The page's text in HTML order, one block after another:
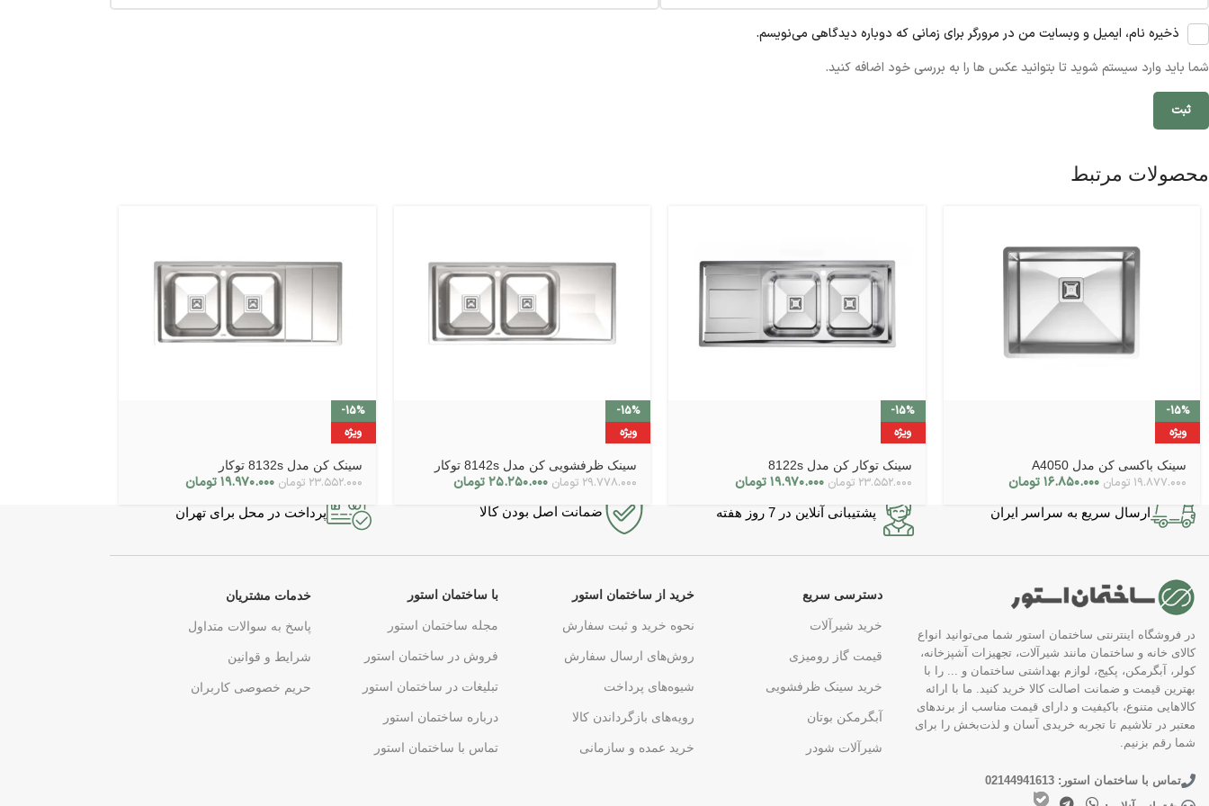
ذخیره نام، ایمیل و وبسایت من در مرورگر برای زمانی که دوباره دیدگاهی می‌نویسم.
شما باید وارد سیستم شوید تا بتوانید عکس ها را به بررسی خود اضافه کنید.
محصولات مرتبط
-15%
ویژه
سینک باکسی کن مدل A4050
۱۹.۸۷۷.۰۰۰ تومان ۱۶.۸۵۰.۰۰۰تومان
-15%
ویژه
سینک توکار کن مدل 8122s
۲۳.۵۵۲.۰۰۰ تومان ۱۹.۹۷۰.۰۰۰ تومان
-15%
ویژه
سینک ظرفشویی کن مدل 8142s توکار
۲۹.۷۷۸.۰۰۰ تومان ۲۵.۲۵۰.۰۰۰تومان
-15%
ویژه
سینک کن مدل 8132s توکار
۲۳.۵۵۲.۰۰۰ تومان ۱۹.۹۷۰.۰۰۰ تومان
ارسال سریع به سراسر ایران پشتیبانی آنلاین در 7 روز هفته ضمانت اصل بودن کالا پرداخت در محل برای تهران
در فروشگاه اینترنتی ساختمان استور شما می‌توانید انواع
کالای خانه و ساختمان مانند شیرآلات، تجهیزات آشپزخانه،
کولر، آبگرمکن، پکیج، لوازم بهداشتی ساختمان و ... را با
بهترین قیمت و ضمانت اصالت کالا خرید کنید. ما با ارائه
کالاهایی متنوع، باکیفیت و دارای قیمت مناسب از برندهای
معتبر در تلاشیم تا تجربه خریدی آسان و لذت‌بخش را برای
شما رقم بزنیم.
تماس با ساختمان استور: 02144941613
دسترسی سریع
خرید شیرآلات
قیمت گاز رومیزی
خرید سینک ظرفشویی
آبگرمکن بوتان
شیرآلات شودر
خرید از ساختمان استور
نحوه خرید و ثبت سفارش
روش‌های ارسال سفارش
شیوه‌های پرداخت
رویه‌های بازگرداندن کالا
خرید عمده و سازمانی
با ساختمان استور
مجله ساختمان استور
فروش در ساختمان استور
تبلیغات در ساختمان استور
درباره ساختمان استور
تماس با ساختمان استور
خدمات مشتریان
پاسخ به سوالات متداول
شرایط و قوانین
حریم خصوصی کاربران